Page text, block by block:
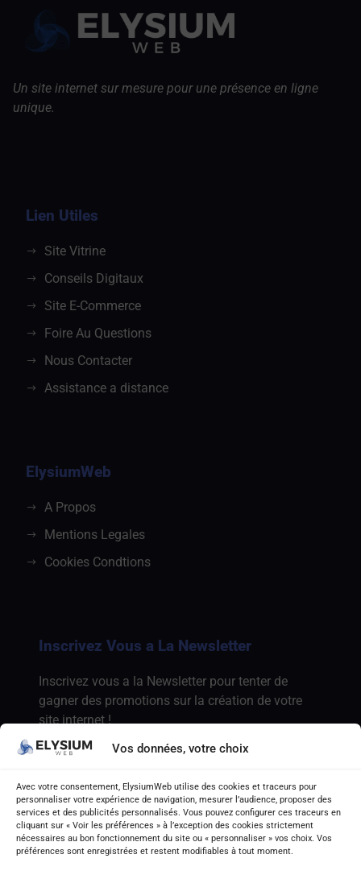
Vos données, votre choix
Avec votre consentement, ElysiumWeb utilise des cookies et traceurs pour
personnaliser votre expérience de navigation, mesurer l’audience, proposer des
services et des publicités personnalisés. Vous pouvez configurer ces traceurs en
cliquant sur « Voir les préférences » à l’exception des cookies strictement
nécessaires au bon fonctionnement du site ou « personnaliser » vos choix. Vos
préférences sont enregistrées et restent modifiables à tout moment.
Un site internet sur mesure pour une présence en ligne
unique.
Lien Utiles
Site Vitrine
Conseils Digitaux
Site E-Commerce
Foire Au Questions
Nous Contacter
Assistance a distance
ElysiumWeb
A Propos
Mentions Legales
Cookies Condtions
Inscrivez Vous a La Newsletter
Inscrivez vous a la Newsletter pour tenter de
gagner des promotions sur la création de votre
site internet !